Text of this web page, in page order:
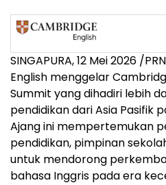
SINGAPURA, 12 Mei 2026 /
English menggelar
Summit yang dihadiri lebih
pendidikan dari Asia Pasifik
Ajang ini mempertemukan
pendidikan, pimpinan
untuk mendorong
bahasa Inggris pada era